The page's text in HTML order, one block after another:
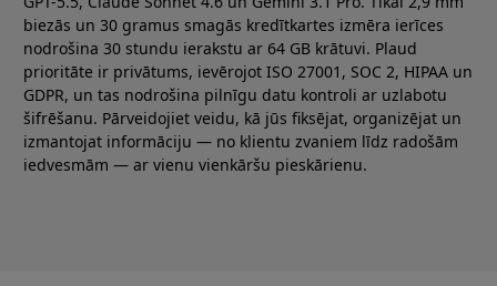
biezās un 30 gramus smagās kredītkartes izmēra ierīces
nodrošina 30 stundu ierakstu ar 64 GB krātuvi. Plaud
prioritāte ir privātums, ievērojot ISO 27001, SOC 2, HIPAA un
GDPR, un tas nodrošina pilnīgu datu kontroli ar uzlabotu
šifrēšanu. Pārveidojiet veidu, kā jūs fiksējat, organizējat un
izmantojat informāciju — no klientu zvaniem līdz radošām
iedvesmām — ar vienu vienkāršu pieskārienu.